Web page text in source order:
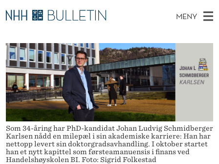
F
O
R
L
O
T
N
Æ
R
MENY
O
V
E
D
M
E
N
Y
Ø
K
N
E
T
T
S
T
E
D
E
T
Stipendiater og nye forskerprofiler
Disputaser
Ekspertutvalg
Om Bulletin
Som 34-åring har PhD-kandidat Johan Ludvig Schmidberger
Karlsen nådd en milepæl i sin akademiske karriere: Han har
nettopp levert sin doktorgradsavhandling. I oktober startet
han et nytt kapittel som førsteamanuensis i finans ved
Handelshøyskolen BI. Foto: Sigrid Folkestad